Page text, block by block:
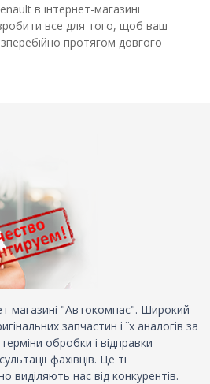
в інтернет-магазині
все для того, щоб ваш
протягом довгого
магазині "Автокомпас". Широкий
запчастин і їх аналогів за
обробки і відправки
фахівців. Це ті
виділяють нас від конкурентів.